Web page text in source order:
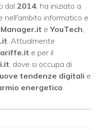
dal 2014, ha iniziato a
nell'ambito informatico e
eYouTech
. Attualmente
e per il
, dove si occupa di
tendenze digitali e
energetico